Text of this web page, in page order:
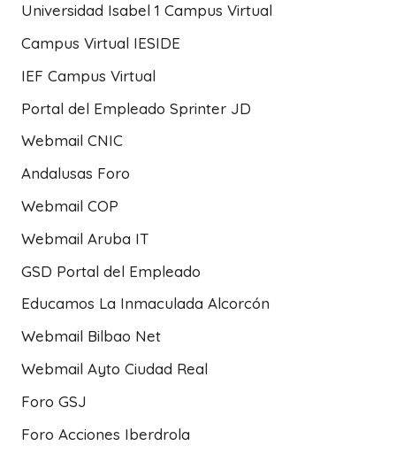
Universidad Isabel 1 Campus Virtual
Campus Virtual IESIDE
IEF Campus Virtual
Portal del Empleado Sprinter JD
Webmail CNIC
Andalusas Foro
Webmail COP
Webmail Aruba IT
GSD Portal del Empleado
Educamos La Inmaculada Alcorcón
Webmail Bilbao Net
Webmail Ayto Ciudad Real
Foro GSJ
Foro Acciones Iberdrola